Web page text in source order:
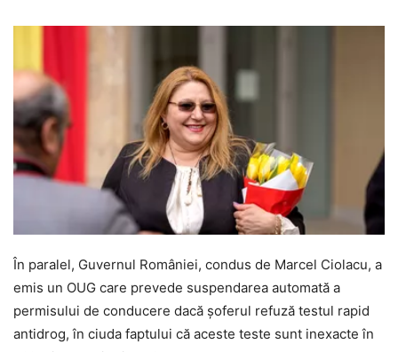
În paralel, Guvernul României, condus de Marcel Ciolacu, a
emis un OUG care prevede suspendarea automată a
permisului de conducere dacă șoferul refuză testul rapid
antidrog, în ciuda faptului că aceste teste sunt inexacte în